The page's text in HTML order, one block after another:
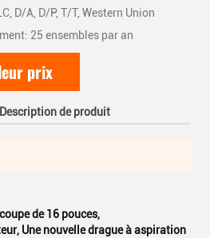
D/A, D/P, T/T, Western Union
25 ensembles par an
prix
Description de produit
de 16 pouces,
, Une nouvelle drague à aspiration